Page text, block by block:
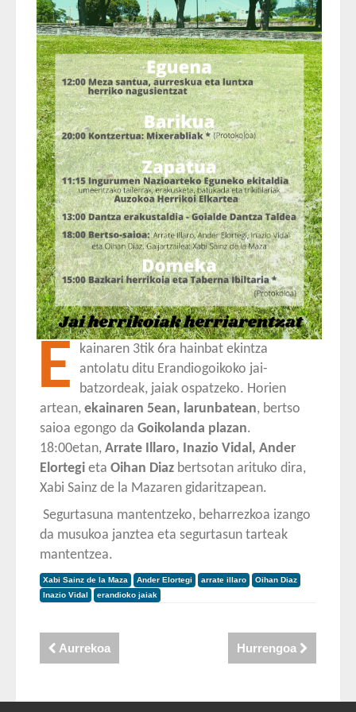
E
kainaren 3tik 6ra hainbat ekintza
antolatu ditu Erandiogoikoko jai-
batzordeak, jaiak ospatzeko. Horien
artean, ekainaren 5ean, larunbatean, bertso
saioa egongo da Goikolanda plazan.
18:00etan, Arrate Illaro, Inazio Vidal, Ander
Elortegi eta Oihan Diaz bertsotan arituko dira,
Xabi Sainz de la Mazaren gidaritzapean.
Segurtasuna mantentzeko, beharrezkoa izango
da musukoa janztea eta segurtasun tarteak
mantentzea.
Xabi Sainz de la Maza Ander Elortegi arrate illaro
Oihan Diaz
Inazio Vidal
erandioko jaiak
Aurrekoa Hurrengoa